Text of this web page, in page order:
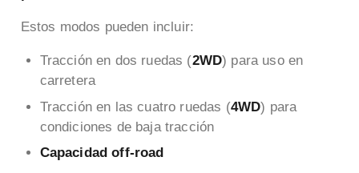
Estos modos pueden incluir:
Tracción en dos ruedas (2WD) para uso en
carretera
Tracción en las cuatro ruedas (4WD) para
condiciones de baja tracción
Capacidad off-road